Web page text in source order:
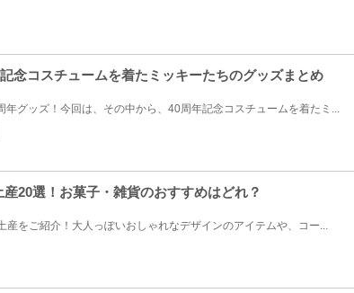
念コスチュームを着たミッキーたちのグッズまとめ
グッズ！今回は、その中から、40周年記念コスチュームを着たミ...
20選！お菓子・雑貨のおすすめはどれ？
産をご紹介！大人っぽいおしゃれなデザインのアイテムや、コー...